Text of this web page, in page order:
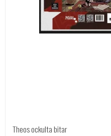
Theos ockulta bitar